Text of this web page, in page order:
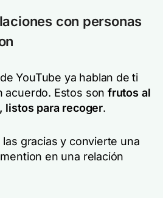
con personas
YouTube ya hablan de ti
acuerdo. Estos son frutos al
listos para recoger.
gracias y convierte una
en una relación